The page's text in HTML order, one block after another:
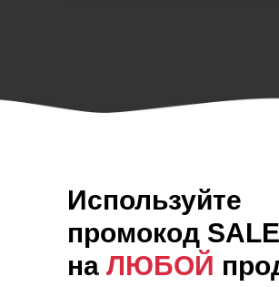
Используйте
промокод
на ЛЮБОЙ